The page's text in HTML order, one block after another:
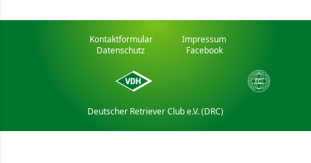
Deutscher Retriever Club e.V. (DRC)
Kontaktformular
Impressum
Datenschutz
Facebook